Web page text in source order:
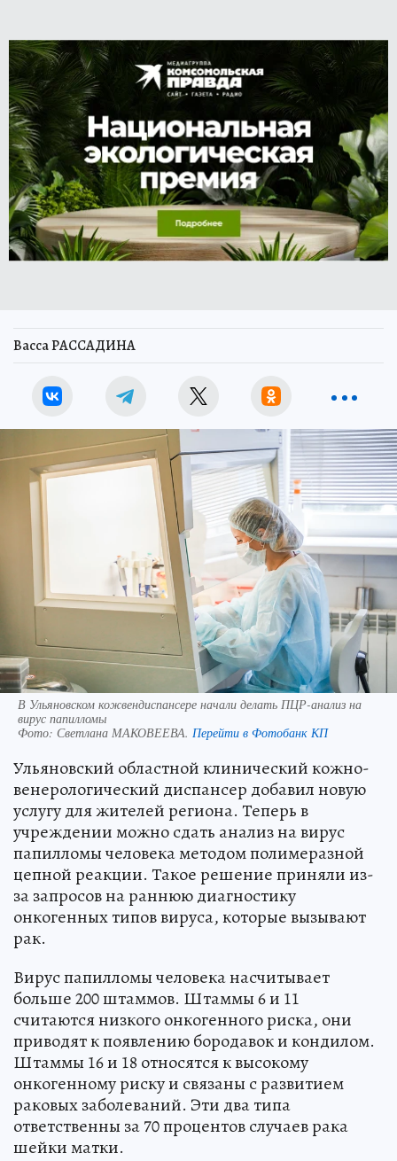
Васса РАССАДИНА
В Ульяновском кожвендиспансере начали делать ПЦР-анализ на
вирус папилломы
Фото: Светлана МАКОВЕЕВА. Перейти в Фотобанк КП
Ульяновский областной клинический кожно-
венерологический диспансер добавил новую
услугу для жителей региона. Теперь в
учреждении можно сдать анализ на вирус
папилломы человека методом полимеразной
цепной реакции. Такое решение приняли из-
за запросов на раннюю диагностику
онкогенных типов вируса, которые вызывают
рак.
Вирус папилломы человека насчитывает
больше 200 штаммов. Штаммы 6 и 11
считаются низкого онкогенного риска, они
приводят к появлению бородавок и кондилом.
Штаммы 16 и 18 относятся к высокому
онкогенному риску и связаны с развитием
раковых заболеваний. Эти два типа
ответственны за 70 процентов случаев рака
шейки матки.